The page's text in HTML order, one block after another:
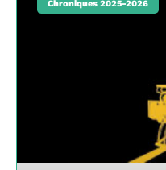
Chroniques 2025-2026